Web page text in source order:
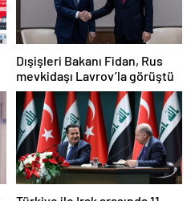
Dışişleri Bakanı Fidan, Rus
mevkidaşı Lavrov’la görüştü